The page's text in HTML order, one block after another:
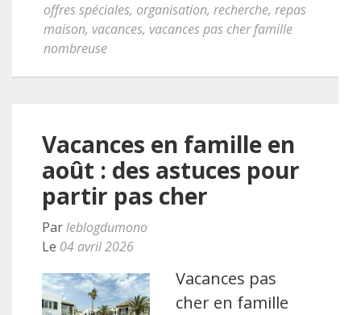
offres spéciales, organisation, recherche, repas
maison, vacances, vacances pas cher famille
nombreuse
Vacances en famille en
août : des astuces pour
partir pas cher
Parleblogdumono
Le 04 avril 2026
Vacances pas
cher en famille